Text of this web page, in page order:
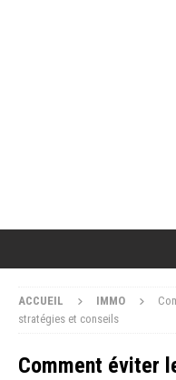
ACCUEIL IMMO
stratégies et conseils
Comment éviter